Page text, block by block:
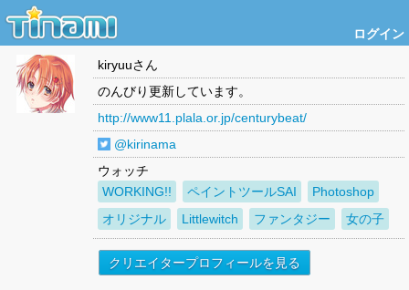
ログイン
kiryuuさん
のんびり更新しています。
http://www11.plala.or.jp/centurybeat/
@kirinama
ウォッチ
WORKING!!
ペイントツールSAI
Photoshop
オリジナル
Littlewitch ファンタジー 女の子
クリエイタープロフィールを見る